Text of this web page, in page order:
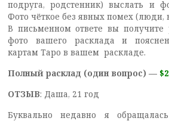
подруга, родстенник) выслать и
Фото чёткое без явных помех (люди,
В письменном ответе вы получите
фото вашего расклада и
картам Таро в вашем раскладе.
Полный расклад (один вопрос) —
ОТЗЫВ: Даша, 21 год
Буквально недавно я